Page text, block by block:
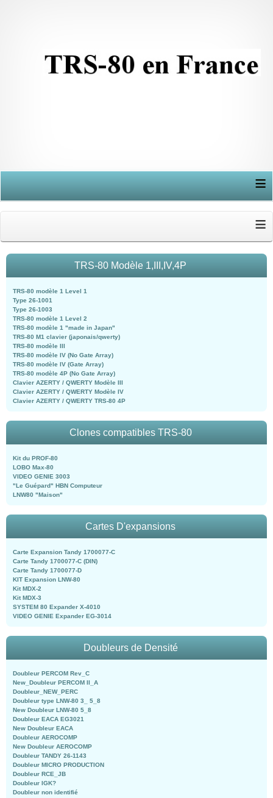
≡
≡
TRS-80 Modèle 1,III,IV,4P
TRS-80 modèle 1 Level 1
Type 26-1001
Type 26-1003
TRS-80 modèle 1 Level 2
TRS-80 modèle 1 "made in Japan"
TRS-80 M1 clavier (japonais/qwerty)
TRS-80 modèle III
TRS-80 modèle IV (No Gate Array)
TRS-80 modèle IV (Gate Array)
TRS-80 modèle 4P (No Gate Array)
Clavier AZERTY / QWERTY Modèle III
Clavier AZERTY / QWERTY Modèle IV
Clavier AZERTY / QWERTY TRS-80 4P
Clones compatibles TRS-80
Kit du PROF-80
LOBO Max-80
VIDEO GENIE 3003
"Le Guépard" HBN Computeur
LNW80 "Maison"
Cartes D'expansions
Carte Expansion Tandy 1700077-C
Carte Tandy 1700077-C (DIN)
Carte Tandy 1700077-D
KIT Expansion LNW-80
Kit MDX-2
Kit MDX-3
SYSTEM 80 Expander X-4010
VIDEO GENIE Expander EG-3014
Doubleurs de Densité
Doubleur PERCOM Rev_C
New_Doubleur PERCOM II_A
Doubleur_NEW_PERC
Doubleur type LNW-80 3_ 5_8
New Doubleur LNW-80 5_8
Doubleur EACA EG3021
New Doubleur EACA
Doubleur AEROCOMP
New Doubleur AEROCOMP
Doubleur TANDY 26-1143
Doubleur MICRO PRODUCTION
Doubleur RCE_JB
Doubleur IGK?
Doubleur non identifié